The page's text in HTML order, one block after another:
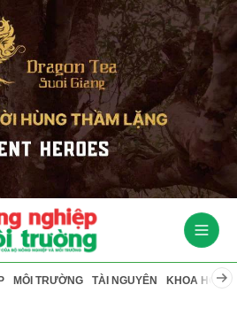
MÔI TRƯỜNG TÀI NGUYÊN KHOA HỌC